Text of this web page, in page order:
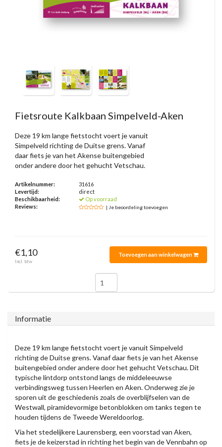
Fietsroute Kalkbaan Simpelveld-Aken
Deze 19 km lange fietstocht voert je vanuit
Simpelveld richting de Duitse grens. Vanaf
daar fiets je van het Akense buitengebied
onder andere door het gehucht Vetschau.
Artikelnummer:
31616
Levertijd:
direct
Beschikbaarheid:
Op voorraad
Reviews:
| Je beoordeling toevoegen
€1,10
Incl. btw
Toevoegen aan winkelwagen
Informatie
Deze 19 km lange fietstocht voert je vanuit Simpelveld
richting de Duitse grens. Vanaf daar fiets je van het Akense
buitengebied onder andere door het gehucht Vetschau. Dit
typische lintdorp ontstond langs de middeleeuwse
verbindingsweg tussen Heerlen en Aken. Onderweg zie je
sporen uit de geschiedenis zoals de overblijfselen van de
Westwall, piramidevormige betonblokken om tanks tegen te
houden tijdens de Tweede Wereldoorlog.
Via het stedelijkere Laurensberg, een voorstad van Aken,
fiets je de keizerstad in richting het begin van de Vennbahn op